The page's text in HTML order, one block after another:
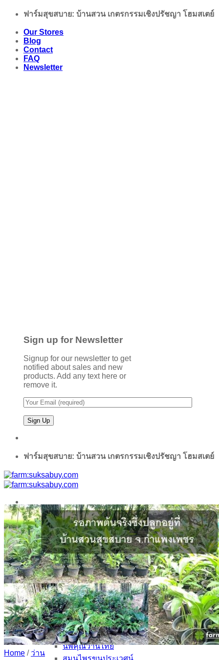
Skip
content
ฟาร์มสุขสบาย: บ้านสวน เกตรกรรมเชิงปรัชญา โฮมสเตย์
Our Stores
Blog
Contact
FAQ
Newsletter
Sign up for Newsletter
Signup for our newsletter to get
notified about sales and new
products. Add any text here or
remove it.
ฟาร์มสุขสบาย: บ้านสวน เกตรกรรมเชิงปรัชญา โฮมสเตย์
Search
for:
Home
ฟาร์มสุขสบาย Shop
ร้านค้าของเรา
Video แนะนำร้าน
ว่าน/ผลิตภัณฑ์จากว่าน
สมุนไพร / ไม้มงคล
สินค้าอื่นๆ
ร้านค้าพันธมิตร
บ้านว่านไทย
นพคุณว่านไทย
Home / ว่าน